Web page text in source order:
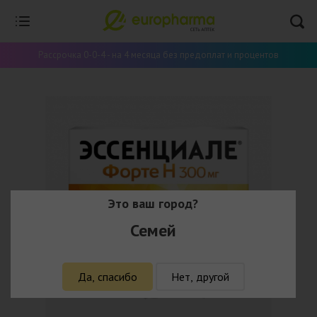
Рассрочка 0-0-4 - на 4 месяца без предоплат и процентов
Это ваш город?
Семей
Да, спасибо Нет, другой